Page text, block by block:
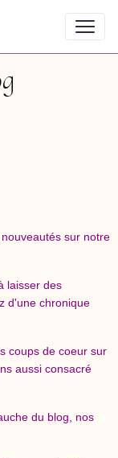
sur notre
laisser des
d'une chronique
coups de coeur sur
aussi consacré
du blog, nos